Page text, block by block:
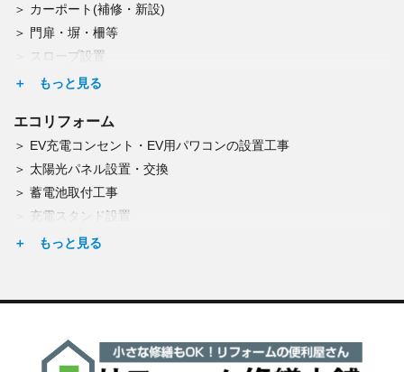
ひび割れの補修
屋根板金工事（修理・葺替・塗装）
雨戸修理・交換
カーポート(補修・新設)
門扉・塀・柵等
スロープ設置
宅配BOX設置
門扉の修理・交換
塀の修理・新設
アスファルト舗装
シロアリ予防・腐朽調査
エコリフォーム
EV充電コンセント・EV用パワコンの設置工事
太陽光パネル設置・交換
蓄電池取付工事
充電スタンド設置
エコキュート交換